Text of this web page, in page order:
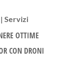
Servizi
OTTIME
CON DRONI